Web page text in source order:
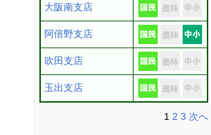
大阪南支店
阿倍野支店
吹田支店
玉出支店
1 2 3 次へ